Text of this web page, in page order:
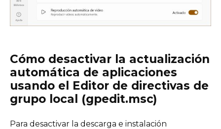
Cómo desactivar la actualización
automática de aplicaciones
usando el Editor de directivas de
grupo local (gpedit.msc)
Para desactivar la descarga e instalación